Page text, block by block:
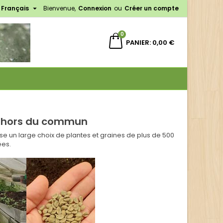
Bienvenue, Connexion ou Créer un compte
Français 
PANIER
0
0,00 €
du commun
un large choix de plantes et graines de plus de 500